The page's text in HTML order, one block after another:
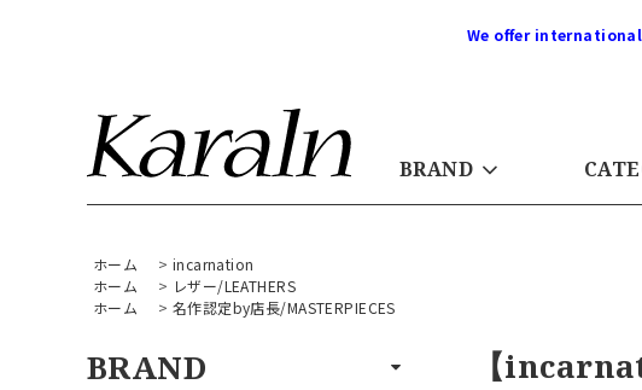
We offer
BRAND
ホーム > incarnation
ホーム
> レザー/LEATHERS
ホーム
> 名作認定by店長/MASTERPIECES
BRAND
【